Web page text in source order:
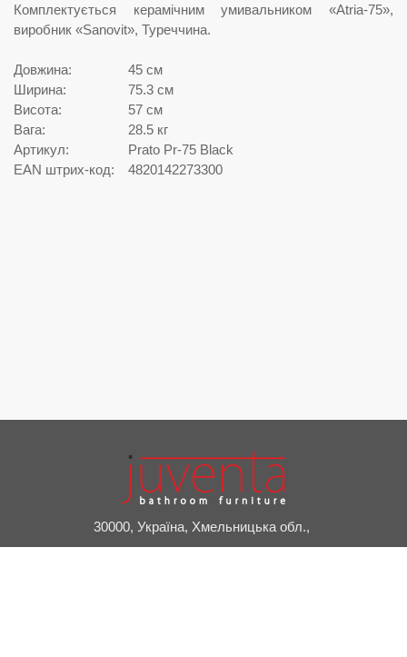
Комплектується керамічним умивальником «Atria-75»,
виробник «Sanovit», Туреччина.
Довжина:
45 см
Ширина:
75.3 см
Висота:
57 см
Вага:
28.5 кг
Артикул:
Prato Pr-75 Black
EAN штрих-код:
4820142273300
30000, Україна, Хмельницька обл.,